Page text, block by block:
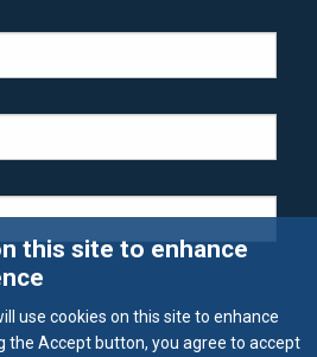
this site to enhance
use cookies on this site to enhance
the Accept button, you agree to accept